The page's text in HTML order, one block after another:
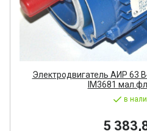
Электродвигатель АИР 63
IM3681
в
5